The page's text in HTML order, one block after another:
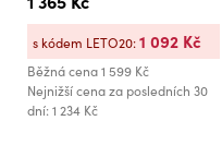
Běžná cena1 599 Kč
Nejnižší cena za posledních 30
dní: 1 234 Kč
s kódem LETO20:1 092 Kč